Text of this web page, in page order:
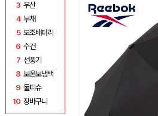
3 우산
4 부채
5 보조배터리
6 수건
7 선풍기
8 보온보냉백
9 물티슈
10 장바구니